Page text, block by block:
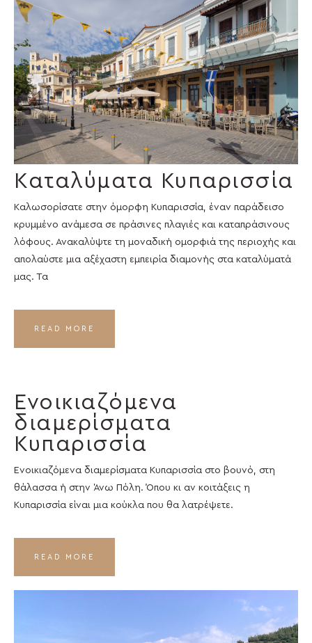
Καταλύματα Κυπαρισσία
Καλωσορίσατε στην όμορφη Κυπαρισσία, έναν παράδεισο
κρυμμένο ανάμεσα σε πράσινες πλαγιές και καταπράσινους
λόφους. Ανακαλύψτε τη μοναδική ομορφιά της περιοχής και
απολαύστε μια αξέχαστη εμπειρία διαμονής στα καταλύματά
μας. Τα
READ MORE
Ενοικιαζόμενα
διαμερίσματα
Κυπαρισσία
Ενοικιαζόμενα διαμερίσματα Κυπαρισσία στο βουνό, στη
θάλασσα ή στην Άνω Πόλη. Όπου κι αν κοιτάξεις η
Κυπαρισσία είναι μια κούκλα που θα λατρέψετε.
READ MORE